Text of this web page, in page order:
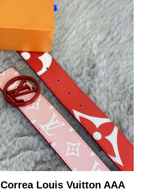
Correa Louis Vuitton AAA